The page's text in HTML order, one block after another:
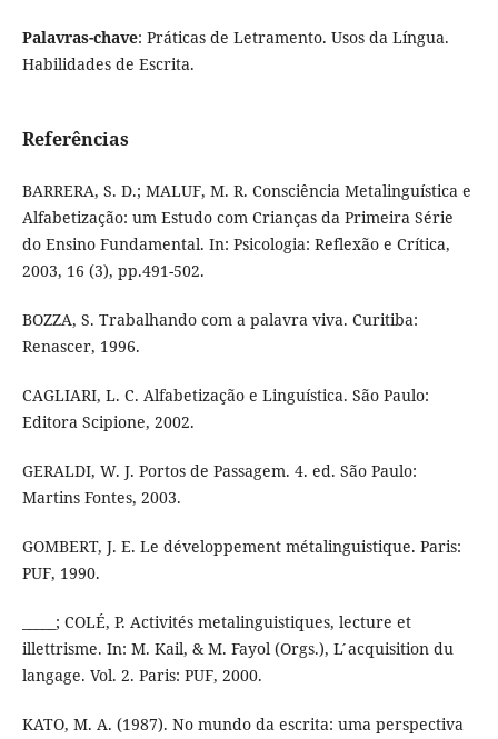
Palavras-chave: Práticas de Letramento. Usos da Língua.
Habilidades de Escrita.
Referências
BARRERA, S. D.; MALUF, M. R. Consciência Metalinguística e
Alfabetização: um Estudo com Crianças da Primeira Série
do Ensino Fundamental. In: Psicologia: Reflexão e Crítica,
2003, 16 (3), pp.491-502.
BOZZA, S. Trabalhando com a palavra viva. Curitiba:
Renascer, 1996.
CAGLIARI, L. C. Alfabetização e Linguística. São Paulo:
Editora Scipione, 2002.
GERALDI, W. J. Portos de Passagem. 4. ed. São Paulo:
Martins Fontes, 2003.
GOMBERT, J. E. Le développement métalinguistique. Paris:
PUF, 1990.
_____; COLÉ, P. Activités metalinguistiques, lecture et
illettrisme. In: M. Kail, & M. Fayol (Orgs.), L ́acquisition du
langage. Vol. 2. Paris: PUF, 2000.
KATO, M. A. (1987). No mundo da escrita: uma perspectiva